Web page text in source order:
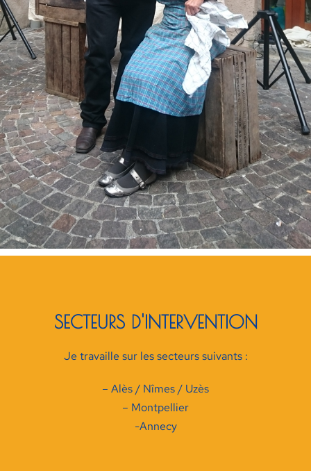
SECTEURS D'INTERVENTION
Je travaille sur les secteurs suivants :
– Alès / Nîmes / Uzès
– Montpellier
-Annecy